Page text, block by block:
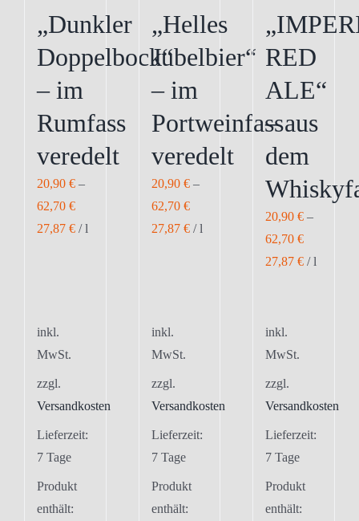
„Dunkler
Doppelbock“
– im
Rumfass
veredelt
20,90 € –
62,70 €
27,87 € /l
inkl.
MwSt.
zzgl.
Versandkosten
Lieferzeit:
7 Tage
Produkt
enthält:
„Helles
Jubelbier“
– im
Portweinfass
veredelt
20,90 €–
62,70 €
27,87 €/l
inkl.
MwSt.
zzgl.
Versandkosten
Lieferzeit:
7 Tage
Produkt
enthält:
RED
ALE“
– aus
dem
20,90€ –
62,70€
27,87€ /l
inkl.
MwSt.
zzgl.
Versandkosten
Lieferzeit:
7 Tage
Produkt
enthält: